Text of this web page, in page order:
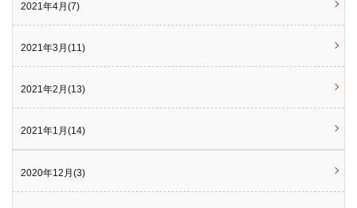
2021年4月(7)
2021年3月(11)
2021年2月(13)
2021年1月(14)
2020年12月(3)